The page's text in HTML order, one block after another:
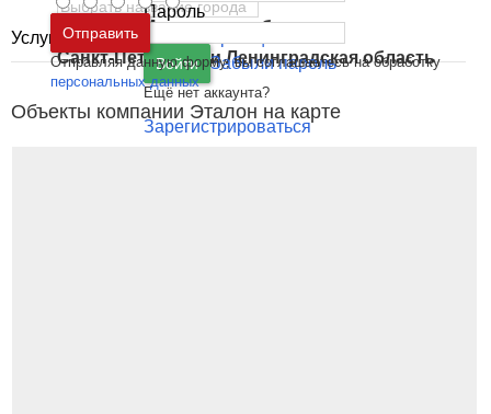
Москва и
Московская область
Санкт-Петербург иЛенинградская область
Пароль
Войти Забыли пароль
Ещё нет аккаунта?
Зарегистрироваться
УслугиДевелоперы и застройщики
Объекты компании Эталон на карте
Отправить
Отправляя данную форму, вы соглашаетесь на обработку
персональных данных